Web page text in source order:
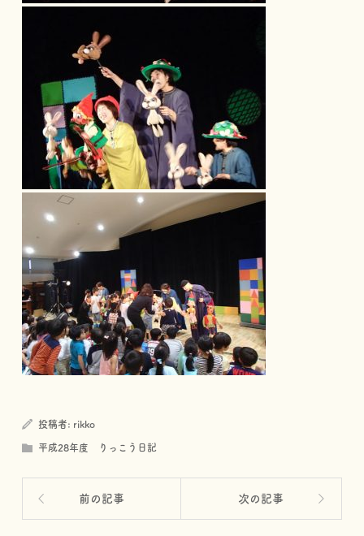
投稿者: rikko
平成28年度 りっこう日記
前の記事 次の記事